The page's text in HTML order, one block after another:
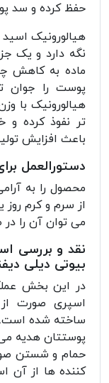
حفظ کرده و سد
نگه دارد و یک
ماده به کاهش
پوست را جوان
هیالورونیک با
تر نفوذ کرده و
باعث افزایش
دستورالعمل
محصول را به
از سرم و کرم
می توان آن را در
نقد و بررسی
بیوتی دیلی
در این بخش
اسپری صورت
ساخته شده است.
پوستتان هدیه می
حمام و شستن
کننده ها از آن